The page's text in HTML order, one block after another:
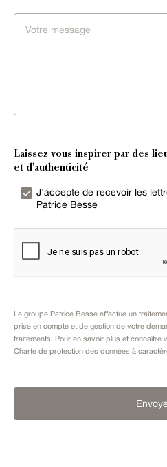
Laissez vous inspirer par des
et d'authenticité
J’accepte de recevoir les
Patrice Besse
Le groupe Patrice Besse effectue un
prise en compte et de gestion de votre
traitements. Pour en savoir plus et connaître
Charte de protection des données à